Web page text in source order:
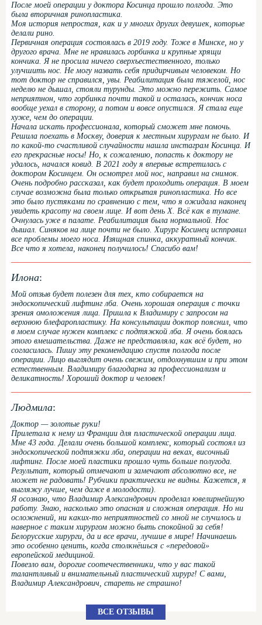
После моей операции у доктора Косинца прошло полгода. Это
была вторичная ринопластика.
Моя история непростая, как и у многих других девушек, которые
делали рино.
Первичная операция состоялась в 2019 году. Тоже в Минске, но у
другого врача. Мне не нравилась горбинка и крупные хрящи
кончика. Я не просила ничего сверхъестественного, только
улучшить нос. Не могу назвать себя придирчивым человеком. Но
тот доктор не справился, увы. Реабилитация была тяжелой, нос
неделю не дышал, стояли турунды. Это можно пережить. Самое
неприятнон, что горбинка почти такой и осталась, кончик носа
вообще уехал в сторону, а потом и вовсе опустился. Я стала еще
хуже, чем до операции.
Начала искать профессионала, который сможет мне помочь.
Решила поехать в Москву, доверия к местным хирургам не было. И
по какой-то счастливой случайности нашла инстаграм Косинца. И
его прекрасные носы! Но, к сожалению, попасть к доктору не
удалось, начался ковид. В 2021 году я впервые встретилась с
доктором Косинцем. Он осмотрел мой нос, направил на снимок.
Очень подробно рассказал, как будет проходить операция. В моем
случае возможна была только открытая ринопластика. Но все
это было пустяками по сравнению с тем, что я ожидала наконец
увидеть красоту на своем лице. И вот день Х. Всё как в тумане.
Очнулась уже в палате. Реабилитация была нормальной. Нос
дышал. Синяков на лице почти не было. Хирург Косинец испправил
все проблемы моего носа. Изящная спинка, аккуратный кончик.
Все что я хотела, наконец получилось! Спасибо вам!
Илона:
Мой отзыв будет полезен для тех, кто собирается на
эндоскопический лифтинг лба. Очень хорошая операция с точки
зрения омоложения лица. Пришла к Владимиру с запросом на
верхнюю блефаропластику. На консультации доктор пояснил, что
в моем случае нужен комплекс с подтяжкой лба. Я очень боялась
этого вмешательства. Даже не представляла, как всё будет, но
согласилась. Пишу эту рекомендацию спустя полгода после
операции. Лицо выглядит очень свежим, отдохнувшим и при этом
естественным. Владимиру благодарна за профессионализм и
деликатность! Хороший доктор и человек!
Людмила:
Доктор — золотые руки!
Прилетала к нему из Франции для пластической операции лица.
Мне 43 года. Делали очень большой комплекс, который состоял из
эндоскопической подтяжки лба, операции на веках, височный
лифтинг. После моей пластики прошло чуть больше полугода.
Результат, который отмечают и замечают абсолютно все, не
может не радовать! Рубчики практически не видны. Кажется, я
выгляжу лучше, чем даже в молодости).
Я осознаю, что Владимир Александрович проделал ювелирнейшую
работу. Знаю, насколько это опасная и сложная операция. Но ни
осложнений, ни каких-то неприятностей со мной не случилось и
наверное с таким хирургом можно быть спокойной за себя!
Белорусские хирурги, да и все врачи, лучшие в мире! Начинаешь
это особенно ценить, когда столкнёшься с «передовой»
европейской медициной.
Повезло вам, дорогие соотечественники, что у вас такой
талантливый и внимательный пластический хирург! С вами,
Владимир Александрович, стареть не страшно!
ВСЕ ОТЗЫВЫ